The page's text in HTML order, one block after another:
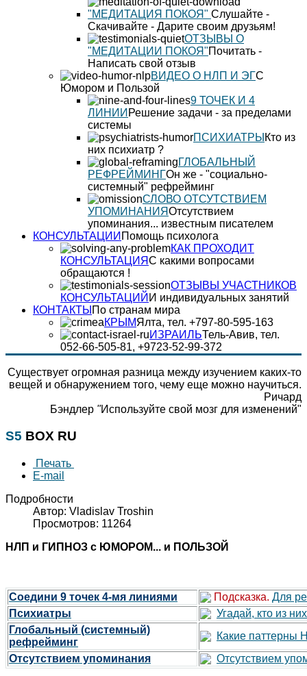
"МЕДИТАЦИЯ ПОКОЯ" Слушайте -
Скачивайте - Дарите своим друзьям!
ОТЗЫВЫ О
"МЕДИТАЦИИ ПОКОЯ"Почитать -
Написать свой отзыв
ВИДЕО О НЛП И ЭГС
Юмором и Пользой
9 ТОЧЕК И 4
ЛИНИИ Решение задачи - за пределами
системы
ПСИХИАТРЫ Кто из
них психиатр ?
ГЛОБАЛЬНЫЙ
РЕФРЕЙМИНГОн же - "социально-
системный" рефрейминг
СЛОВО ОТСУТСТВИЕМ
УПОМИНАНИЯОтсутствием
упоминания... известным писателем
КОНСУЛЬТАЦИИ Помощь психолога
КАК ПРОХОДИТ
КОНСУЛЬТАЦИЯС какими вопросами
обращаются !
ОТЗЫВЫ УЧАСТНИКОВ
КОНСУЛЬТАЦИЙ И индивидуальных занятий
КОНТАКТЫ По странам мира
КРЫМЯлта, тел. +797-80-595-163
ИЗРАИЛЬТель-Авив, тел.
052-66-505-81, +9723-52-99-372
Существует огромная разница между изучением каких-то
вещей и обнаружением того, чему еще можно научиться.
Ричард
Бэндлер "Используйте свой мозг для изменений"
S5 BOX RU
Печать
E-mail
Подробности
Автор: Vladislav Troshin
Просмотров: 11264
НЛП и ГИПНОЗ с ЮМОРОМ... и ПОЛЬЗОЙ
Соедини 9 точек 4-мя линиями Подсказка. Для
Психиатры
Угадай, кто из
Глобальный (системный)
рефрейминг
Какие паттерны
Отсутствием упоминания
Отсутствием